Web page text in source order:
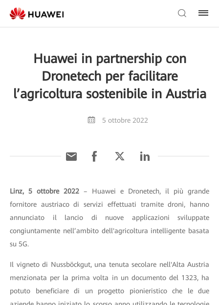
Huawei in partnership con
Dronetech per facilitare
l’agricoltura sostenibile in Austria
5 ottobre 2022
Linz, 5 ottobre 2022 – Huawei e Dronetech, il più grande
fornitore austriaco di servizi effettuati tramite droni, hanno
annunciato il lancio di nuove applicazioni sviluppate
congiuntamente nell’ambito dell'agricoltura intelligente basata
su 5G.
Il vigneto di Nussböckgut, una tenuta secolare nell'Alta Austria
menzionata per la prima volta in un documento del 1323, ha
potuto beneficiare di un progetto pionieristico che le due